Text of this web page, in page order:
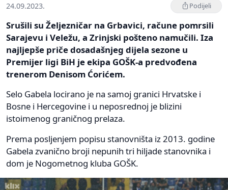
24.09.2023. Podijeli
Srušili su Željezničar na Grbavici, račune pomrsili
Sarajevu i Veležu, a Zrinjski pošteno namučili. Iza
najljepše priče dosadašnjeg dijela sezone u
Premijer ligi BiH je ekipa GOŠK-a predvođena
trenerom Denisom Ćorićem.
Selo Gabela locirano je na samoj granici Hrvatske i
Bosne i Hercegovine i u neposrednoj je blizini
istoimenog graničnog prelaza.
Prema posljenjem popisu stanovništa iz 2013. godine
Gabela zvanično broji nepunih tri hiljade stanovnika i
dom je Nogometnog kluba GOŠK.